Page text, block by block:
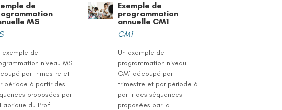
de
MS
exemple de
niveau MS
par trimestre et
période à partir des
proposées par
du Prof...
Exemple de
programmation
annuelle CM1
CM1
Un exemple de
programmation niveau
CM1 découpé par
trimestre et par période à
partir des séquences
proposées par la